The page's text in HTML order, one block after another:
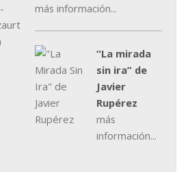
más información...
“La mirada
sin ira” de
Javier
Rupérez
más
información...